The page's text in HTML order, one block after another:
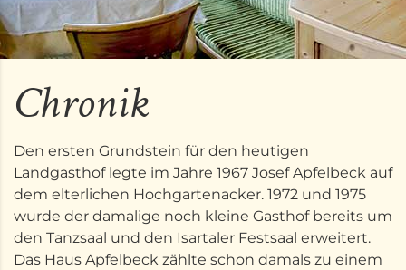
Chronik
Den ersten Grundstein für den heutigen
Landgasthof legte im Jahre 1967 Josef Apfelbeck auf
dem elterlichen Hochgartenacker. 1972 und 1975
wurde der damalige noch kleine Gasthof bereits um
den Tanzsaal und den Isartaler Festsaal erweitert.
Das Haus Apfelbeck zählte schon damals zu einem